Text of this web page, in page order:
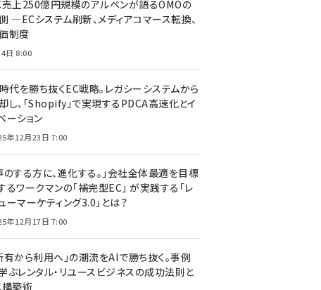
売上250億円規模のアルペンが語るOMOの
―ECシステム刷新、メディアコマース転換、
制度
日 8:00
代を勝ち抜くEC戦略。レガシーシステムから
し、「Shopify」で実現するPDCA高速化とイ
ーション
年12月23日 7:00
のする方に、進化する。」会社全体最適を目標
るワークマンの「補完型EC」 が実践する「レ
ーマーケティング3.0」とは？
年12月17日 7:00
有から利用へ」の潮流をAIで勝ち抜く。事例
ぶレンタル・リユースビジネスの成功法則と
構築術